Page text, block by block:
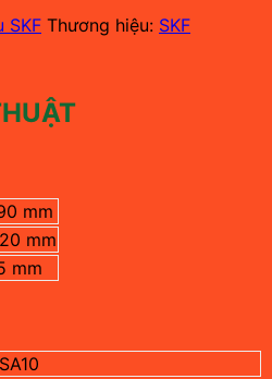
SKF Thương hiệu: SKF
mm
mm
mm